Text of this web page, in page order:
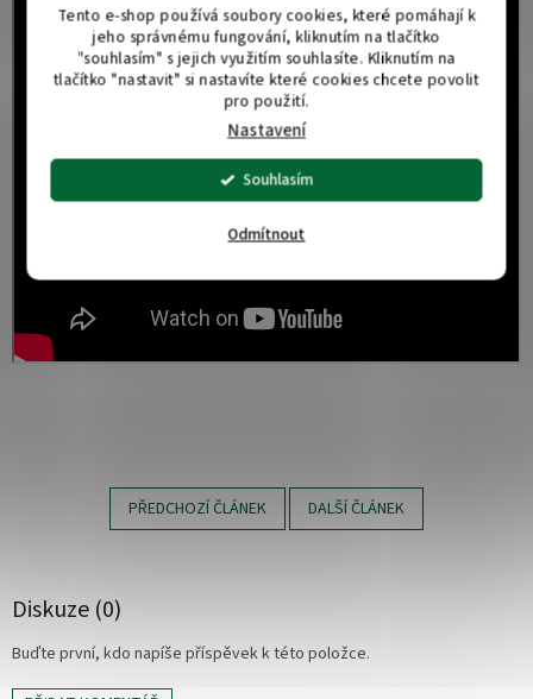
Tento e-shop používá soubory cookies, které pomáhají k
jeho správnému fungování, kliknutím na tlačítko
"souhlasím" s jejich využitím souhlasíte. Kliknutím na
tlačítko "nastavit" si nastavíte které cookies chcete povolit
pro použití.
Nastavení
Odmítnout
Souhlasím
PŘEDCHOZÍ ČLÁNEK DALŠÍ ČLÁNEK
Diskuze (0)
Buďte první, kdo napíše příspěvek k této položce.